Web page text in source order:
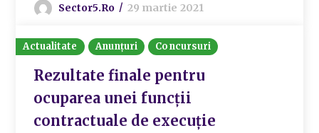
Sector5.ro 29 martie 2021
Actualitate Anunțuri Concursuri
Rezultate finale pentru
ocuparea unei funcții
contractuale de execuție